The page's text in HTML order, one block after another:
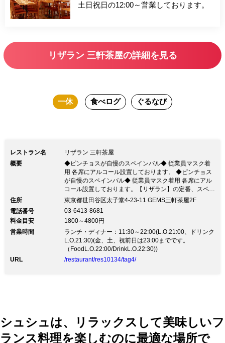
土日祝日の12:00～営業しております。
リザラン 三軒茶屋の詳細を見る
一休 食べログ ぐるなび
レストラン名
リザラン 三軒茶屋
概要
◆ピンチョスが自慢のスペインバル◆ 従業員マスク着
用 各席にアルコール設置しております。 ◆ピンチョス
が自慢のスペインバル◆ 従業員マスク着用 各席にアル
コール設置しております。【リザラン】の定番、スペイ
ン北部バスク地方の名物料理ピンチョスは気軽につまめ
おります。 東急 田園都市線・世田谷線 三軒茶屋駅から
徒歩1分半 アクセスも良好です。 今日はスペイン料理
で一つまみしませんか？ スペインから直輸入した雑貨
やタイルで彩られた明るくておしゃれな雰囲気の中、オ
ープンキッチン前のバーカウンターでの一人飲みや、一
杯から立ち寄れる立ち飲み席、ゆったり座れるソファー
住所
東京都世田谷区太子堂4-23-11 GEMS三軒茶屋2F
電話番号
03-6413-8681
料金目安
1800～4800円
営業時間
ランチ・ディナー：11:30～22:00(L.O.21:00、ドリンク
L.O.21:30)(金、土、祝前日は23:00までです。
（FoodL.O.22:00/DrinkL.O.22:30))
URL
/restaurant/res10134/tag4/
シュシュは、リラックスして美味しいフ
ランス料理を楽しむのに最適な場所で